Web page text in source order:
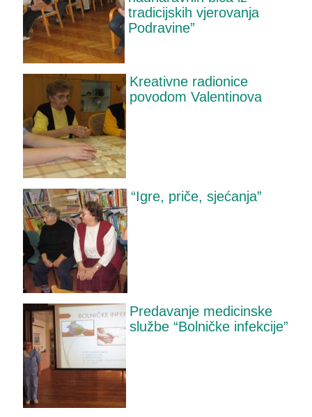
tradicijskih vjerovanja
Podravine”
Kreativne radionice
povodom Valentinova
“Igre, priče, sjećanja”
Predavanje medicinske
službe “Bolničke infekcije”